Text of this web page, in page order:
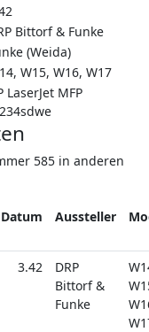
Bittorf & Funke
(Weida)
W15 W16 W17
LaserJet MFP
585 in anderen
Datum Aussteller
3.42
DRP
Bittorf &
Funke